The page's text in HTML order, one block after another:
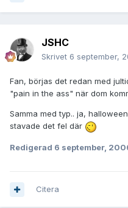
JSHC
Skrivet 6 september,
Fan, börjas det redan med
"pain in the ass" när dom
Samma med typ.. ja,
stavade det fel där
Redigerad 6 september,
Citera